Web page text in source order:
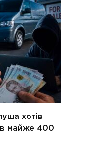
хотів
майже 400